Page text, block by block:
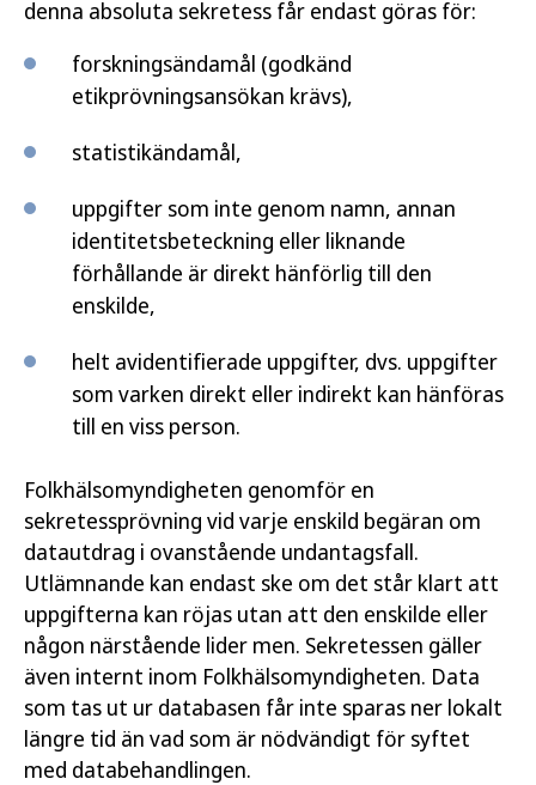
denna absoluta sekretess får endast göras för:
forskningsändamål (godkänd
etikprövningsansökan krävs),
statistikändamål,
uppgifter som inte genom namn, annan
identitetsbeteckning eller liknande
förhållande är direkt hänförlig till den
enskilde,
helt avidentifierade uppgifter, dvs. uppgifter
som varken direkt eller indirekt kan hänföras
till en viss person.
Folkhälsomyndigheten genomför en
sekretessprövning vid varje enskild begäran om
datautdrag i ovanstående undantagsfall.
Utlämnande kan endast ske om det står klart att
uppgifterna kan röjas utan att den enskilde eller
någon närstående lider men. Sekretessen gäller
även internt inom Folkhälsomyndigheten. Data
som tas ut ur databasen får inte sparas ner lokalt
längre tid än vad som är nödvändigt för syftet
med databehandlingen.